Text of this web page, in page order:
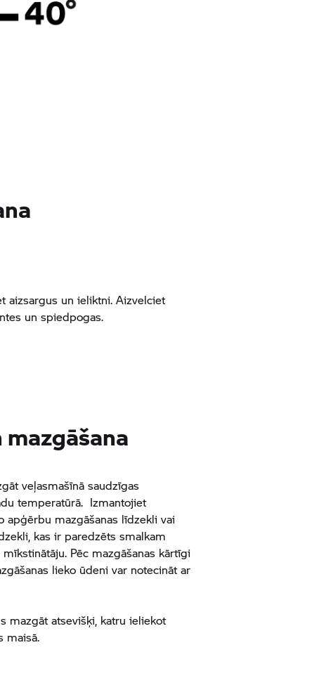
aizsargus un ieliktni. Aizvelciet
un spiedpogas.
veļasmašīnā saudzīgas
temperatūrā. Izmantojiet
apģērbu mazgāšanas līdzekli vai
kas ir paredzēts smalkam
Pēc mazgāšanas kārtīgi
lieko ūdeni var notecināt ar
mazgāt atsevišķi, katru ieliekot
maisā.